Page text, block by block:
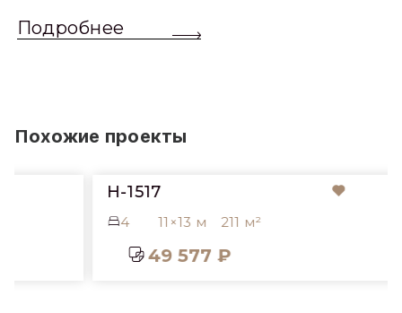
обычный одинарный кирпич. Размер блоков различен
Подробнее
Похожие проекты
H-1517
11×13 м 211 м²
49 577 ₽